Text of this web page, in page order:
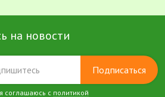
на новости
Подписаться
соглашаюсь с политикой